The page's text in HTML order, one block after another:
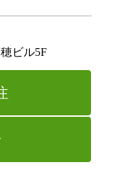
ビル5F